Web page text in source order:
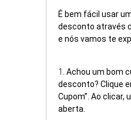
É bem fácil usar
desconto através
e nós vamos te
1 . Achou um bom
desconto? Clique
Cupom”. Ao clicar,
aberta.